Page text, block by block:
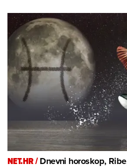
NET.HR /Dnevni horoskop,